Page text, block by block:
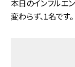
本日のインフルエ
変わらず、1名です